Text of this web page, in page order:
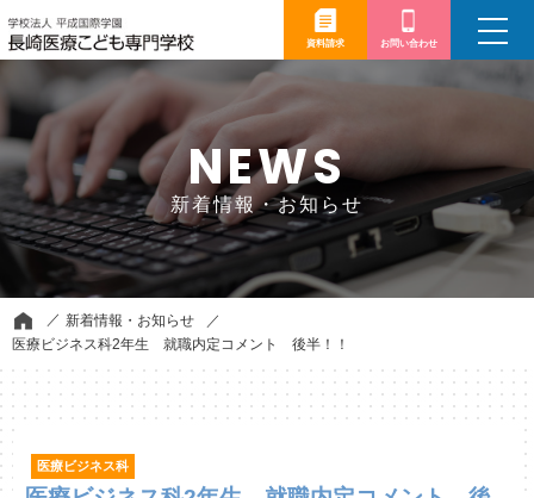
資料請求 お問い合わせ
toggle
NEWS
新着情報・お知らせ
新着情報・お知らせ
医療ビジネス科2年生 就職内定コメント 後半！！
医療ビジネス科